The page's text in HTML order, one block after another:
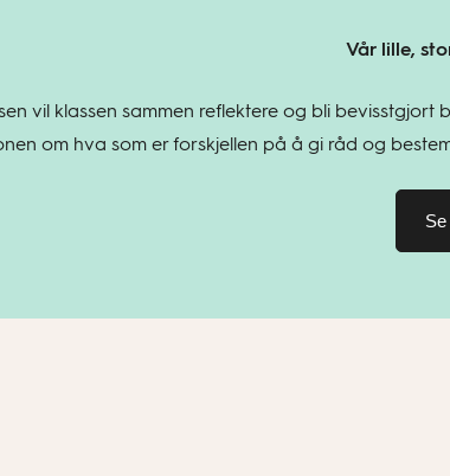
Vår lille,
vil klassen sammen reflektere og bli
om hva som er forskjellen på å gi råd og